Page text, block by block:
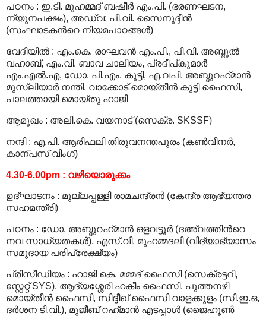
പഠനം : ഇ.ടി. മുഹമ്മദ് ബഷീര്‍ എം.പി. (ഭരണഘടന,
ന്യൂനപക്ഷം), അഡ്വ: പി.വി. സൈനുദ്ദീന്‍
(സംഘാടകന്‍റെ നിയമപാഠങ്ങള്‍)
വേദിയില്‍ : എം.കെ. രാഘവന്‍ എം.പി., പി.വി. അബ്ദുല്‍
വഹാബ്, എം.വി. ബാവ ചാലിയം, പ്രദീപ്കുമാര്‍
എം.എല്‍.എ, ഡോ. പി.എം. കുട്ടി, എ.വപി. അബ്ദുറഹ്‍മാന്‍
മുസ്‍ലിയാര്‍ നന്തി, വാക്കോട് മൊയ്തീന്‍ കുട്ടി ഫൈസി,
പാലത്തായി മൊയ്തു ഹാജി
ആമുഖം : അലി.കെ. വയനാട് (സെക്ര. SKSSF)
നന്ദി : എ.പി. ആരിഫലി തിരുവനന്തപുരം (കണ്‍വീനര്‍,
കാന്പസ് വിംഗ്)
4.30-6.00pm : വഴിയൊരുക്കം
ഉദ്ഘാടനം : മുല്ലപ്പള്ളി രാമചന്ദ്രന്‍ (കേന്ദ്ര ആഭ്യന്തര
സഹമന്ത്രി)
പഠനം : ഡോ. അബ്ദുറഹ്‍മാന്‍ ഒളവട്ടൂര്‍ (ദഅ്വത്തിന്‍റെ
നവ സാധ്യതകള്‍), എസ്.വി. മുഹമ്മദലി (വിദ്യാഭ്യാസം
സമുദായ പരിപ്രേക്ഷ്യം)
പ്രിസീഡിയം : ഹാജി കെ. മമ്മദ് ഫൈസി (സെക്രട്ടറി,
സ്റ്റേറ്റ് SYS), ആദ്യശ്ശേരി ഹകീം ഫൈസി, പുത്തനഴി
മൊയ്തീന്‍ ഫൈസി, സിദ്ദീഖ് ഫൈസി വാളക്കുളം (സി.ഇ.ഒ,
ദര്‍ശന ടി.വി.), മുജീബ് റഹ്‍മാന്‍ എടപ്പാള്‍ (ജൈഹൂണ്‍